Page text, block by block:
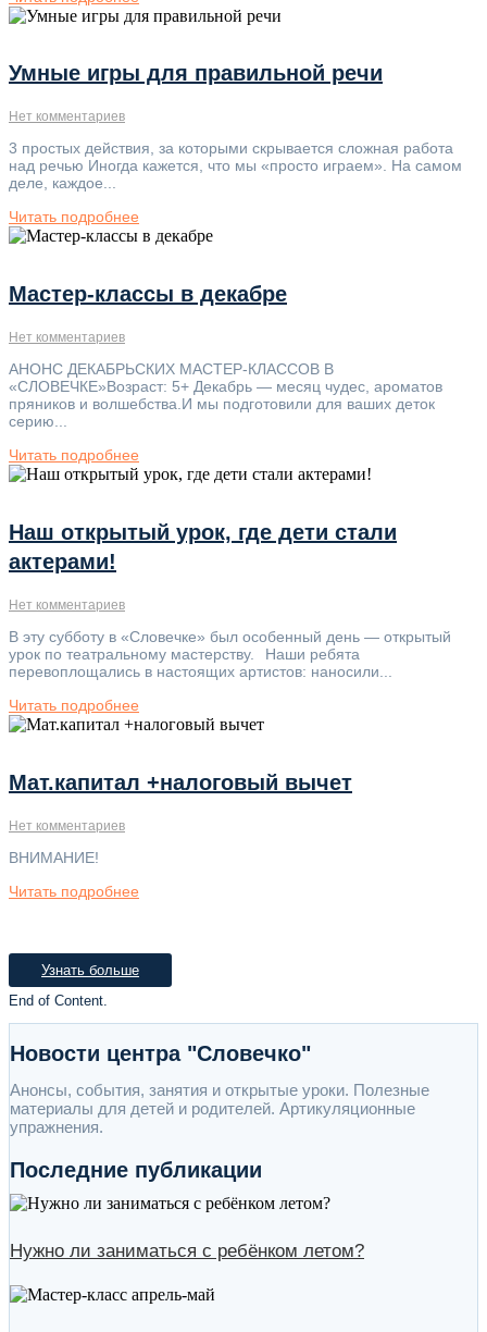
Умные игры для правильной речи
Нет комментариев
3 простых действия, за которыми скрывается сложная работа
над речью Иногда кажется, что мы «просто играем». На самом
деле, каждое...
Читать подробнее
Мастер-классы в декабре
Нет комментариев
АНОНС ДЕКАБРЬСКИХ МАСТЕР-КЛАССОВ В
«СЛОВЕЧКЕ»Возраст: 5+ Декабрь — месяц чудес, ароматов
пряников и волшебства.И мы подготовили для ваших деток
серию...
Читать подробнее
Наш открытый урок, где дети стали
актерами!
Нет комментариев
В эту субботу в «Словечке» был особенный день — открытый
урок по театральному мастерству.⠀Наши ребята
перевоплощались в настоящих артистов: наносили...
Читать подробнее
Мат.капитал +налоговый вычет
Нет комментариев
ВНИМАНИЕ!
Читать подробнее
Узнать больше
End of Content.
Новости центра "Словечко"
Анонсы, события, занятия и открытые уроки. Полезные
материалы для детей и родителей. Артикуляционные
упражнения.
Последние публикации
Нужно ли заниматься с ребёнком летом?